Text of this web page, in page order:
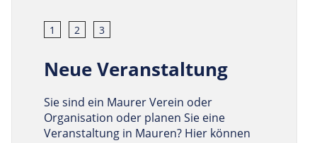
1 2 3
Neue Veranstaltung
Sie sind ein Maurer Verein oder
Organisation oder planen Sie eine
Veranstaltung in Mauren? Hier können